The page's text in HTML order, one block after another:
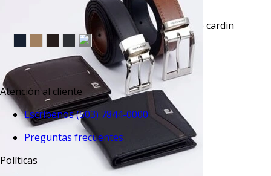
Pantalón vestir slim fit advance gris pierre cardin
$45.50
TU TERCERA PRENDA GRATIS
Atención al cliente
Escríbenos (503) 7844-0000
Preguntas frecuentes
Políticas